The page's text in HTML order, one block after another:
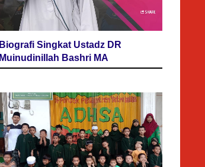
Biografi Singkat Ustadz DR
Muinudinillah Bashri MA